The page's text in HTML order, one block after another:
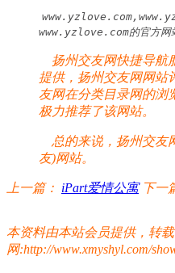
www.yzlove.com的官方网
扬州交友网快捷导航
提供，扬州交友网网站
友网在分类目录网的浏
极力推荐了该网站。
总的来说，扬州交友
友)网站。
上一篇： iPart爱情公寓 下一
本资料由本站会员提供，转
网:http://www.xmyshyl.com/